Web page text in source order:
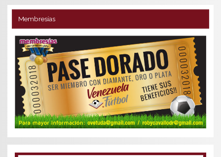
Membresías